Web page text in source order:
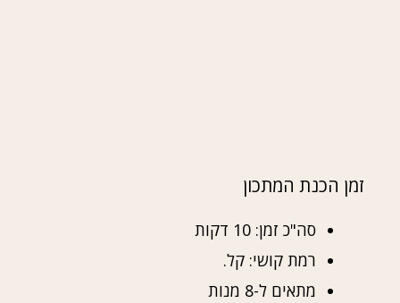
זמן הכנת המתכון
סה"כ זמן: 10 דקות
רמת קושי: קל.
מתאים ל-8 מנות